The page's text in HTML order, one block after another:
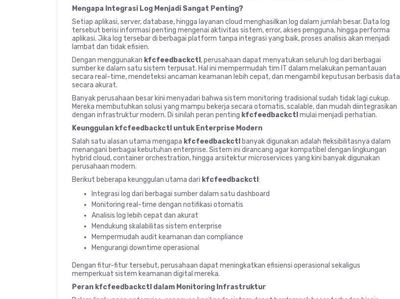
Mengapa Integrasi Log Menjadi Sangat Penting?
Setiap aplikasi, server, database, hingga layanan cloud menghasilkan log dalam jumlah besar. Data log
tersebut berisi informasi penting mengenai aktivitas sistem, error, akses pengguna, hingga performa
aplikasi. Jika log tersebar di berbagai platform tanpa integrasi yang baik, proses analisis akan menjadi
lambat dan tidak efisien.
Dengan menggunakan kfcfeedbackctl , perusahaan dapat menyatukan seluruh log dari berbagai
sumber ke dalam satu sistem terpusat. Hal ini mempermudah tim IT dalam melakukan pemantauan
secara real-time, mendeteksi ancaman keamanan lebih cepat, dan mengambil keputusan berbasis data
secara akurat.
Banyak perusahaan besar kini menyadari bahwa sistem monitoring tradisional sudah tidak lagi cukup.
Mereka membutuhkan solusi yang mampu bekerja secara otomatis, scalable, dan mudah diintegrasikan
dengan infrastruktur modern. Di sinilah peran penting kfcfeedbackctl mulai menjadi perhatian.
Keunggulan kfcfeedbackctl untuk Enterprise Modern
Salah satu alasan utama mengapa kfcfeedbackctl banyak digunakan adalah fleksibilitasnya dalam
menangani berbagai kebutuhan enterprise. Sistem ini dirancang agar kompatibel dengan lingkungan
hybrid cloud, container orchestration, hingga arsitektur microservices yang kini banyak digunakan
perusahaan modern.
Berikut beberapa keunggulan utama dari kfcfeedbackctl :
Integrasi log dari berbagai sumber dalam satu dashboard
Monitoring real-time dengan notifikasi otomatis
Analisis log lebih cepat dan akurat
Mendukung skalabilitas sistem enterprise
Mempermudah audit keamanan dan compliance
Mengurangi downtime operasional
Dengan fitur-fitur tersebut, perusahaan dapat meningkatkan efisiensi operasional sekaligus
memperkuat sistem keamanan digital mereka.
Peran kfcfeedbackctl dalam Monitoring Infrastruktur